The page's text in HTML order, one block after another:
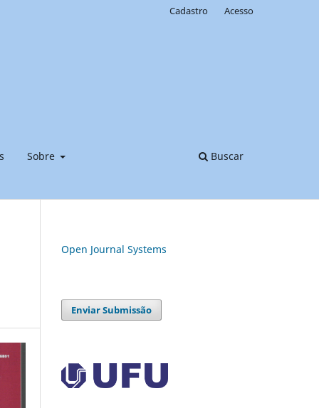
Sobre Buscar
Cadastro Acesso
Open Journal Systems
Enviar Submissão